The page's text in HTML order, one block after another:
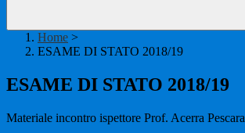
Home >
ESAME DI STATO 2018/19
ESAME DI STATO 2018/19
Materiale incontro ispettore Prof. Acerra Pescara